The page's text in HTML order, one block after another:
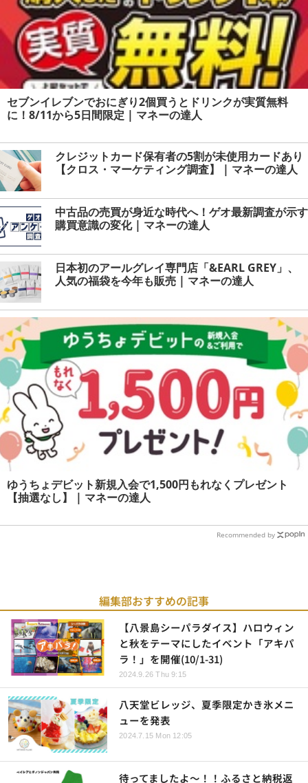
セブンイレブンでおにぎり2個買うとドリンクが実質無料
に！8/11から5日間限定 | マネーの達人
クレジットカード保有者の5割が未使用カードあり
【クロス・マーケティング調査】 | マネーの達人
中古品の売買が身近な時代へ！ゲオ最新調査が示す
購買意識の変化 | マネーの達人
日本初のアールグレイ専門店「&EARL GREY」、
人気の福袋を今年も販売 | マネーの達人
ゆうちょデビット新規入会で1,500円もれなくプレゼント
【抽選なし】 | マネーの達人
Recommended by
編集部おすすめの記事
【八景島シーパラダイス】ハロウィン
と秋をテーマにしたイベント「アキパ
ラ！」を開催(10/1-31)
2024.9.26 Thu 9:15
八天堂ビレッジ、夏季限定かき氷メニ
ューを発表
2024.7.15 Mon 12:05
待ってましたよ～！！ふるさと納税返